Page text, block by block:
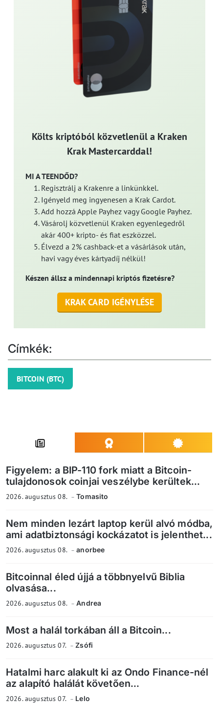
Költs kriptóból közvetlenül a Kraken
Krak Mastercarddal!
MI A TEENDŐD?
Regisztrálj a Krakenre a linkünkkel.
Igényeld meg ingyenesen a Krak Cardot.
Add hozzá Apple Payhez vagy Google Payhez.
Vásárolj közvetlenül Kraken egyenlegedről
akár 400+ kripto- és fiat eszközzel.
Élvezd a 2% cashback-et a vásárlások után,
havi vagy éves kártyadíj nélkül!
Készen állsz a mindennapi kriptós fizetésre?
KRAK CARD IGÉNYLÉSE
Címkék:
BITCOIN (BTC)
Figyelem: a BIP-110 fork miatt a Bitcoin-
tulajdonosok coinjai veszélybe kerültek...
2026. augusztus 08. Tomasito
Nem minden lezárt laptop kerül alvó módba,
ami adatbiztonsági kockázatot is jelenthet...
2026. augusztus 08. anorbee
Bitcoinnal éled újjá a többnyelvű Biblia
olvasása...
2026. augusztus 08. Andrea
Most a halál torkában áll a Bitcoin...
2026. augusztus 07. Zsófi
Hatalmi harc alakult ki az Ondo Finance-nél
az alapító halálát követően...
2026. augusztus 07. Lelo